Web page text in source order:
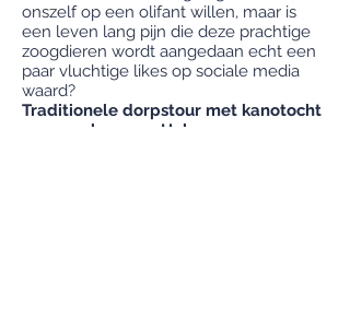
onszelf op een olifant willen, maar is
een leven lang pijn die deze prachtige
zoogdieren wordt aangedaan echt een
paar vluchtige likes op sociale media
waard?
Traditionele dorpstour met kanotocht
en ossenkarren – Habarana